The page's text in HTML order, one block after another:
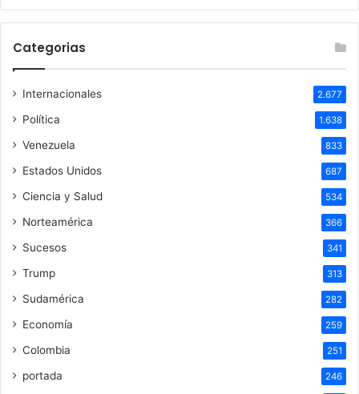
Categorias
Internacionales 2.677
Política 1.638
Venezuela 833
Estados Unidos 687
Ciencia y Salud 534
Norteamérica 366
Sucesos 341
Trump 313
Sudamérica 282
Economía 259
Colombia 251
portada 246